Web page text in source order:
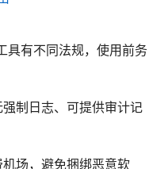
具有不同法规，使用前务
制日志、可提供审计记
场，避免捆绑恶意软